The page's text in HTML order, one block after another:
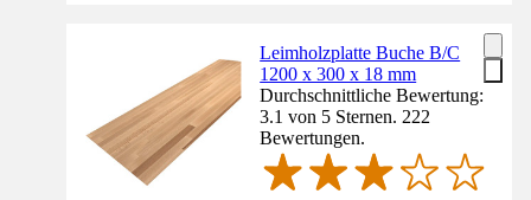
Leimholzplatte Buche B/C
1200 x 300 x 18 mm
Durchschnittliche Bewertung:
3.1 von 5 Sternen. 222
Bewertungen.